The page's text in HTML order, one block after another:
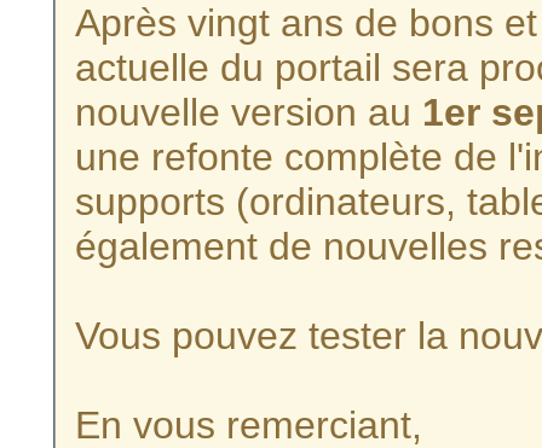
Après vingt ans de bons
actuelle du portail sera
nouvelle version au 1er
une refonte complète de
supports (ordinateurs,
également de nouvelles
Vous pouvez tester la
En vous remerciant,